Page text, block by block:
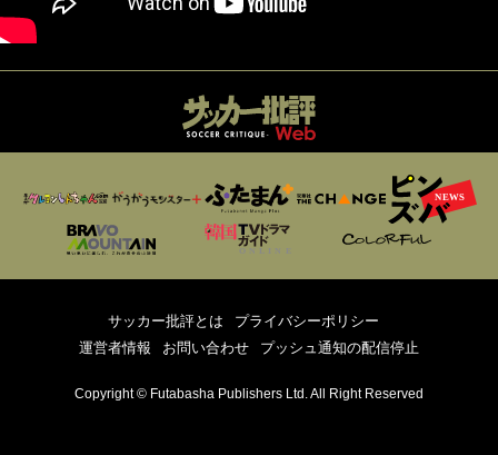
サッカー批評とは
プライバシーポリシー
運営者情報
お問い合わせ プッシュ通知の配信停止
Copyright © Futabasha Publishers Ltd. All Right Reserved